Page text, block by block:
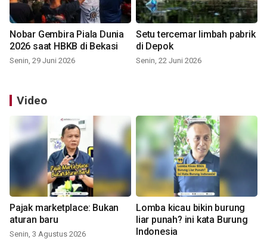
Nobar Gembira Piala Dunia
2026 saat HBKB di Bekasi
Senin, 29 Juni 2026
Setu tercemar limbah pabrik
di Depok
Senin, 22 Juni 2026
Video
Pajak marketplace: Bukan
aturan baru
Senin, 3 Agustus 2026
Lomba kicau bikin burung
liar punah? ini kata Burung
Indonesia